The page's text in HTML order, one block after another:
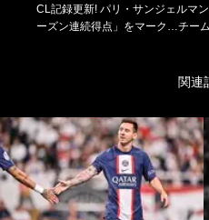
CL記録更新! パリ・サンジェルマ
ーズン連続得点」をマーク…チー
関連